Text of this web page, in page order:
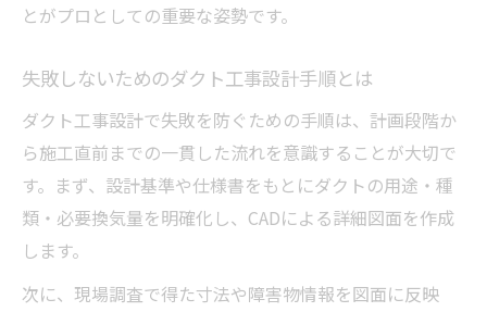
とがプロとしての重要な姿勢です。
失敗しないためのダクト工事設計手順とは
ダクト工事設計で失敗を防ぐための手順は、計画段階か
ら施工直前までの一貫した流れを意識することが大切で
す。まず、設計基準や仕様書をもとにダクトの用途・種
類・必要換気量を明確化し、CADによる詳細図面を作成
します。
次に、現場調査で得た寸法や障害物情報を図面に反映